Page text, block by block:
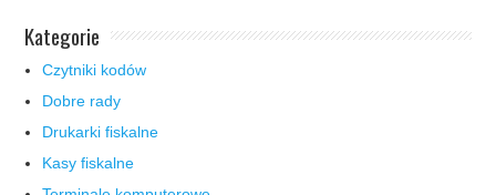
Kategorie
Czytniki kodów
Dobre rady
Drukarki fiskalne
Kasy fiskalne